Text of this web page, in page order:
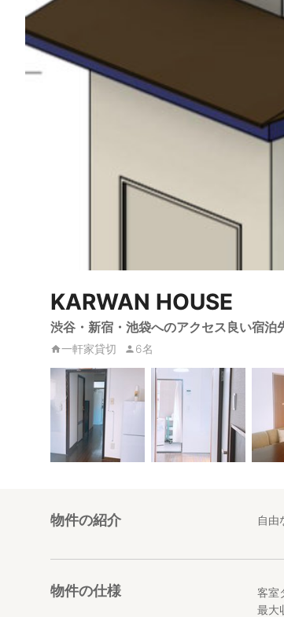
KARWAN HOUSE
渋谷・新宿・池袋へのアクセス良い宿泊
一軒家貸切 6名
物件の紹介 自由
物件の仕様 客室
最大